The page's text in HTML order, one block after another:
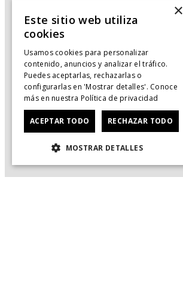
×
Este sitio web utiliza
cookies
Usamos cookies para personalizar
contenido, anuncios y analizar el tráfico.
Puedes aceptarlas, rechazarlas o
configurarlas en 'Mostrar detalles'. Conoce
más en nuestra Política de privacidad
ACEPTAR TODO RECHAZAR TODO
MOSTRAR DETALLES